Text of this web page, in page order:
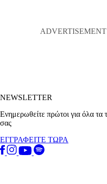
NEWSLETTER
Ενημερωθείτε πρώτοι για όλα τα
σας
ΕΓΓΡΑΦΕΙΤΕ ΤΩΡΑ